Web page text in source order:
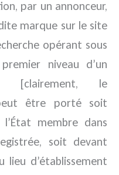
par un annonceur,
marque sur le site
opérant sous
niveau d’un
[clairement, le
être porté soit
membre dans
soit devant
lieu d’établissement